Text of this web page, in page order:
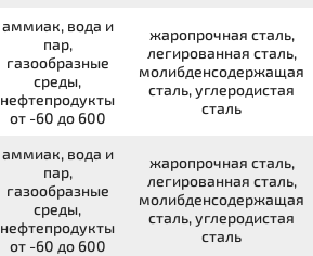
аммиак, вода и
пар,
газообразные
среды,
нефтепродукты
от -60 до 600
жаропрочная сталь,
легированная сталь,
молибденсодержащая
сталь, углеродистая
сталь
аммиак, вода и
пар,
газообразные
среды,
нефтепродукты
от -60 до 600
жаропрочная сталь,
легированная сталь,
молибденсодержащая
сталь, углеродистая
сталь